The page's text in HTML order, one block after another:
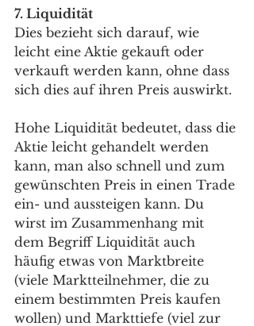
7. Liquidität
Dies bezieht sich darauf, wie
leicht eine Aktie gekauft oder
verkauft werden kann, ohne dass
sich dies auf ihren Preis auswirkt.
Hohe Liquidität bedeutet, dass die
Aktie leicht gehandelt werden
kann, man also schnell und zum
gewünschten Preis in einen Trade
ein- und aussteigen kann. Du
wirst im Zusammenhang mit
dem Begriff Liquidität auch
häufig etwas von Marktbreite
(viele Marktteilnehmer, die zu
einem bestimmten Preis kaufen
wollen) und Markttiefe (viel zur